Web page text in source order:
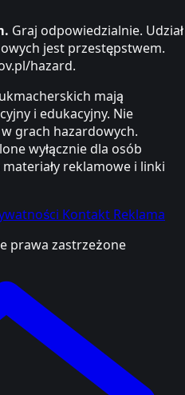
Graj odpowiedzialnie. Udział
jest przestępstwem.
hazard.
mają
i edukacyjny. Nie
grach hazardowych.
wyłącznie dla osób
reklamowe i linki
Kontakt Reklama
prawa zastrzeżone